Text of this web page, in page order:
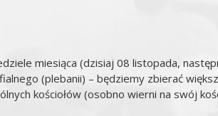
miesiąca (dzisiaj 08 listopada,
(plebanii) – będziemy zbierać
kościołów (osobno wierni na swój